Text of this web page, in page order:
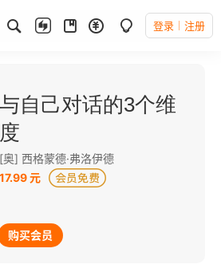
登录 注册
与自己对话的3个维
度
[奥] 西格蒙德·弗洛伊德
17.99 元
购买会员